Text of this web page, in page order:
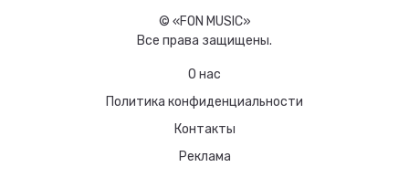
© «FON MUSIC»
Все права защищены.
О нас
Политика конфиденциальности
Контакты
Реклама